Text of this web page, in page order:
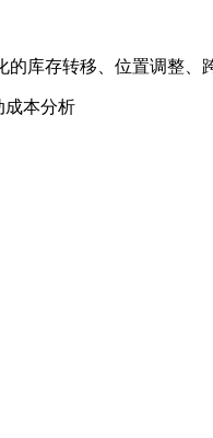
库存转移、位置调整
成本分析